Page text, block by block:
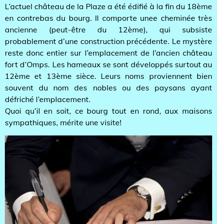
L’actuel château de la Plaze a été édifié à la fin du 18ème
en contrebas du bourg. Il comporte unee cheminée très
ancienne (peut-être du 12ème), qui subsiste
probablement d’une construction précédente. Le mystère
reste donc entier sur l’emplacement de l’ancien château
fort d’Omps. Les hameaux se sont développés surtout au
12ème et 13ème sièce. Leurs noms proviennent bien
souvent du nom des nobles ou des paysans ayant
défriché l’emplacement.
Quoi qu’il en soit, ce bourg tout en rond, aux maisons
sympathiques, mérite une visite!